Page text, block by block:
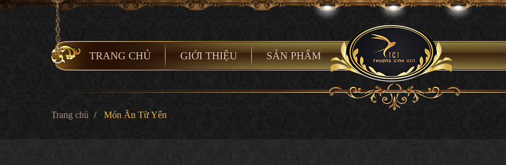
TRANG CHỦ GIỚI THIỆU SẢN PHẨM
Trang chủ Món Ăn Từ Yến